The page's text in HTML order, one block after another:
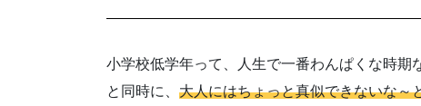
小学校低学年って、人生で一番わんぱくな時期
と同時に、 大人にはちょっと真似できないな～